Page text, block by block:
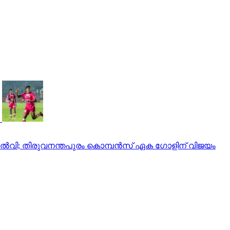
തിരുവനന്തപുരം കൊമ്പന്‍സ് ഏക ഗോളിന് വിജയം